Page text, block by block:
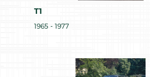
SHOP
T1
1965 - 1977